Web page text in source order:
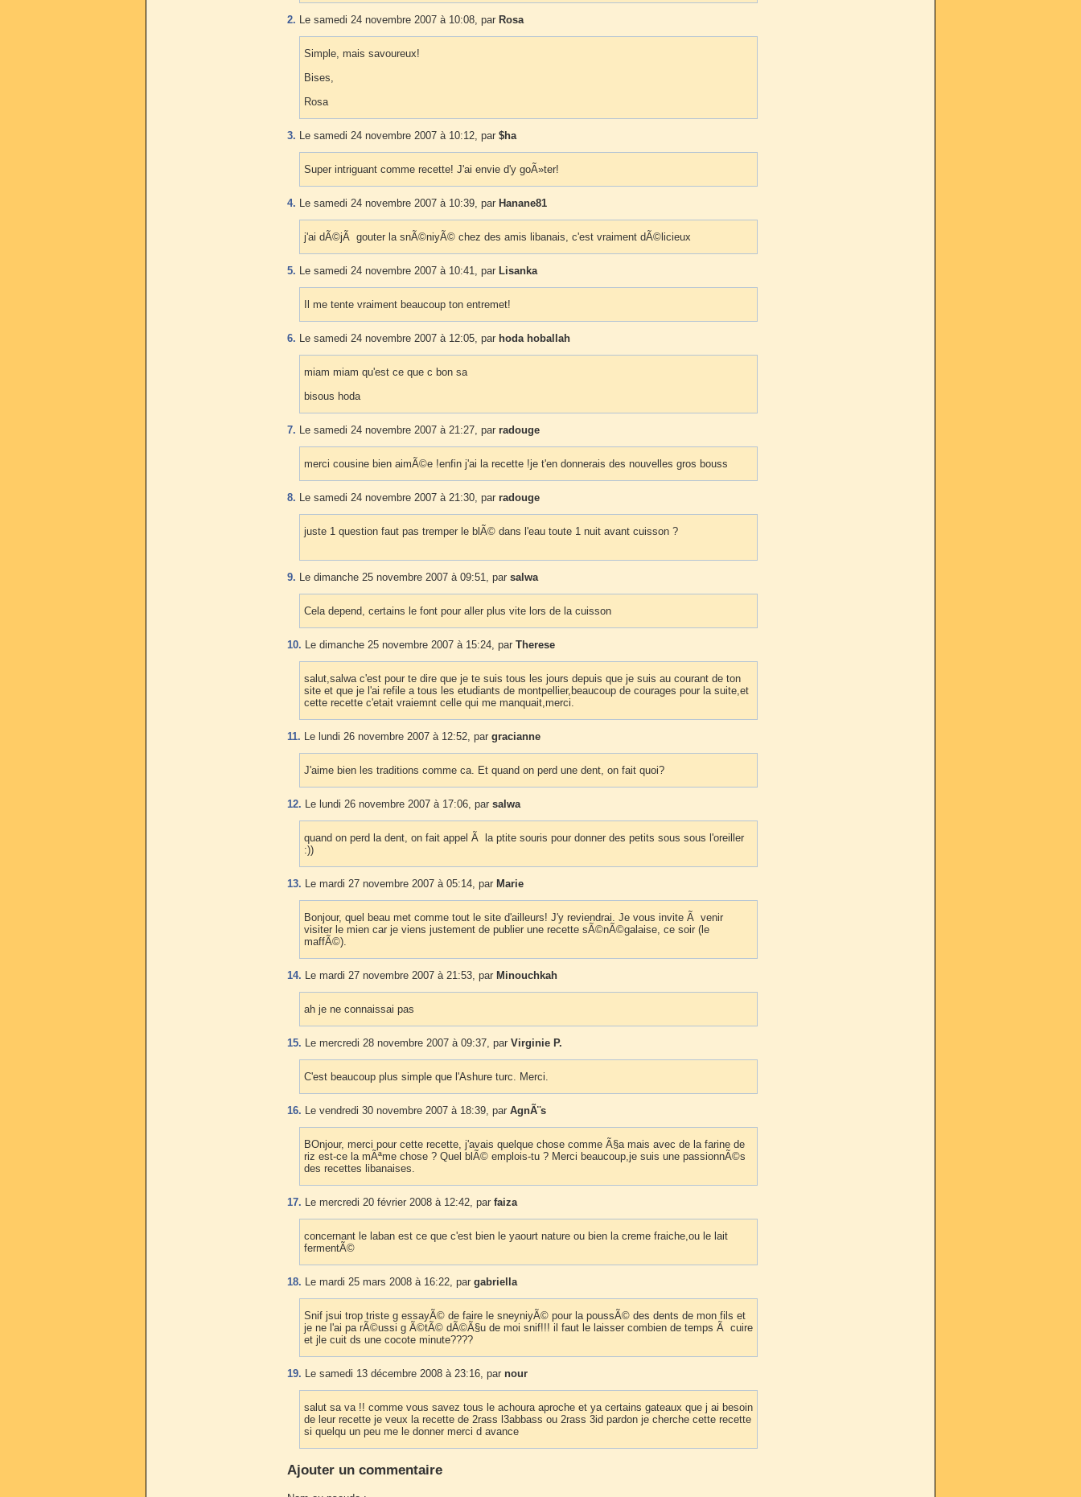
2. Le samedi 24 novembre 2007 à 10:08, par Rosa
Simple, mais savoureux!
Bises,
Rosa
3. Le samedi 24 novembre 2007 à 10:12, par $ha
Super intriguant comme recette! J'ai envie d'y goÃ»ter!
4. Le samedi 24 novembre 2007 à 10:39, par Hanane81
j'ai dÃ©jÃ gouter la snÃ©niyÃ© chez des amis libanais, c'est vraiment dÃ©licieux
5. Le samedi 24 novembre 2007 à 10:41, par Lisanka
Il me tente vraiment beaucoup ton entremet!
6. Le samedi 24 novembre 2007 à 12:05, par hoda hoballah
miam miam qu'est ce que c bon sa
bisous hoda
7. Le samedi 24 novembre 2007 à 21:27, par radouge
merci cousine bien aimÃ©e !enfin j'ai la recette !je t'en donnerais des nouvelles gros bouss
8. Le samedi 24 novembre 2007 à 21:30, par radouge
juste 1 question faut pas tremper le blÃ© dans l'eau toute 1 nuit avant cuisson ?
9. Le dimanche 25 novembre 2007 à 09:51, par salwa
Cela depend, certains le font pour aller plus vite lors de la cuisson
10. Le dimanche 25 novembre 2007 à 15:24, par Therese
salut,salwa c'est pour te dire que je te suis tous les jours depuis que je suis au courant de ton
site et que je l'ai refile a tous les etudiants de montpellier,beaucoup de courages pour la suite,et
cette recette c'etait vraiemnt celle qui me manquait,merci.
11. Le lundi 26 novembre 2007 à 12:52, par gracianne
J'aime bien les traditions comme ca. Et quand on perd une dent, on fait quoi?
12. Le lundi 26 novembre 2007 à 17:06, par salwa
quand on perd la dent, on fait appel Ã la ptite souris pour donner des petits sous sous l'oreiller
:))
13. Le mardi 27 novembre 2007 à 05:14, par Marie
Bonjour, quel beau met comme tout le site d'ailleurs! J'y reviendrai. Je vous invite Ã venir
visiter le mien car je viens justement de publier une recette sÃ©nÃ©galaise, ce soir (le
maffÃ©).
14. Le mardi 27 novembre 2007 à 21:53, par Minouchkah
ah je ne connaissai pas
15. Le mercredi 28 novembre 2007 à 09:37, par Virginie P.
C'est beaucoup plus simple que l'Ashure turc. Merci.
16. Le vendredi 30 novembre 2007 à 18:39, par AgnÃ¨s
BOnjour, merci pour cette recette, j'avais quelque chose comme Ã§a mais avec de la farine de
riz est-ce la mÃªme chose ? Quel blÃ© emplois-tu ? Merci beaucoup,je suis une passionnÃ©s
des recettes libanaises.
17. Le mercredi 20 février 2008 à 12:42, par faiza
concernant le laban est ce que c'est bien le yaourt nature ou bien la creme fraiche,ou le lait
fermentÃ©
18. Le mardi 25 mars 2008 à 16:22, par gabriella
Snif jsui trop triste g essayÃ© de faire le sneyniyÃ© pour la poussÃ© des dents de mon fils et
je ne l'ai pa rÃ©ussi g Ã©tÃ© dÃ©Ã§u de moi snif!!! il faut le laisser combien de temps Ã cuire
et jle cuit ds une cocote minute????
19. Le samedi 13 décembre 2008 à 23:16, par nour
salut sa va !! comme vous savez tous le achoura aproche et ya certains gateaux que j ai besoin
de leur recette je veux la recette de 2rass l3abbass ou 2rass 3id pardon je cherche cette recette
si quelqu un peu me le donner merci d avance
Ajouter un commentaire